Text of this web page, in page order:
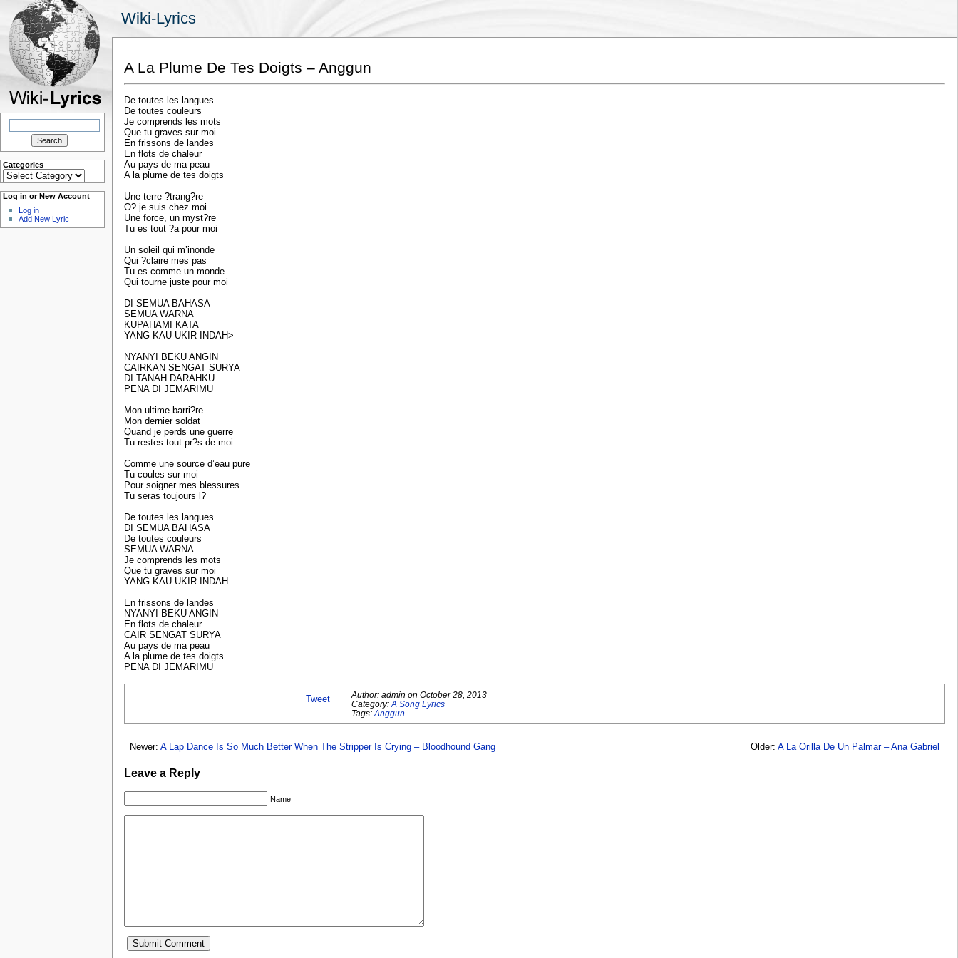
Wiki-Lyrics
Search
Categories
Categories
Log in or New Account
Log in
Add New Lyric
A La Plume De Tes Doigts – Anggun
De toutes les langues
De toutes couleurs
Je comprends les mots
Que tu graves sur moi
En frissons de landes
En flots de chaleur
Au pays de ma peau
A la plume de tes doigts
Une terre ?trang?re
O? je suis chez moi
Une force, un myst?re
Tu es tout ?a pour moi
Un soleil qui m’inonde
Qui ?claire mes pas
Tu es comme un monde
Qui tourne juste pour moi
DI SEMUA BAHASA
SEMUA WARNA
KUPAHAMI KATA
YANG KAU UKIR INDAH>
NYANYI BEKU ANGIN
CAIRKAN SENGAT SURYA
DI TANAH DARAHKU
PENA DI JEMARIMU
Mon ultime barri?re
Mon dernier soldat
Quand je perds une guerre
Tu restes tout pr?s de moi
Comme une source d’eau pure
Tu coules sur moi
Pour soigner mes blessures
Tu seras toujours l?
De toutes les langues
DI SEMUA BAHASA
De toutes couleurs
SEMUA WARNA
Je comprends les mots
Que tu graves sur moi
YANG KAU UKIR INDAH
En frissons de landes
NYANYI BEKU ANGIN
En flots de chaleur
CAIR SENGAT SURYA
Au pays de ma peau
A la plume de tes doigts
PENA DI JEMARIMU
Tweet Author: admin on October 28, 2013
Category: A Song Lyrics
Tags: Anggun
Newer: A Lap Dance Is So Much Better When The Stripper Is Crying – Bloodhound Gang Older: A La Orilla De Un Palmar – Ana Gabriel
Leave a Reply
Name